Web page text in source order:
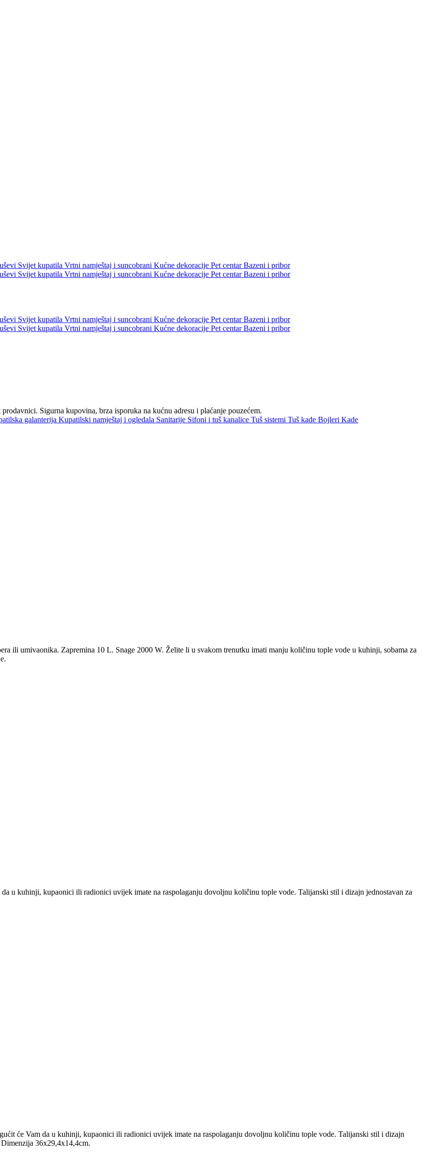
Svijet kupatila Vrtni namještaj i suncobrani Kućne dekoracije Pet centarBazeni i pribor
Svijet kupatila Vrtni namještaj i suncobrani Kućne dekoracije Pet centarBazeni i pribor
Svijet kupatila Vrtni namještaj i suncobrani Kućne dekoracije Pet centarBazeni i pribor
Svijet kupatila Vrtni namještaj i suncobrani Kućne dekoracije Pet centarBazeni i pribor
Sigurna kupovina, brza isporuka na kućnu adresu i plaćanje pouzećem.
galanterija Kupatilski namještaj i ogledala Sanitarije Sifoni i tuš kanalice Tuš sistemi Tuš kade Bojleri Kade
ili umivaonika. Zapremina 10 L. Snage 2000 W. Želite li u svakom trenutku imati manju količinu tople vode u kuhinji, sobama za
u kuhinji, kupaonici ili radionici uvijek imate na raspolaganju dovoljnu količinu tople vode. Talijanski stil i dizajn jednostavan za
će Vam da u kuhinji, kupaonici ili radionici uvijek imate na raspolaganju dovoljnu količinu tople vode. Talijanski stil i dizajn
36x29,4x14,4cm.